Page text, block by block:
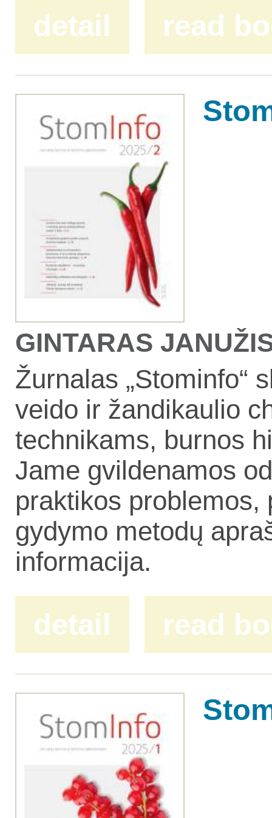
detail read
GINTARAS
Žurnalas „Stominfo“
veido ir žandikaulio
technikams, burnos
Jame gvildenamos
praktikos problemos,
gydymo metodų
informacija.
detail read